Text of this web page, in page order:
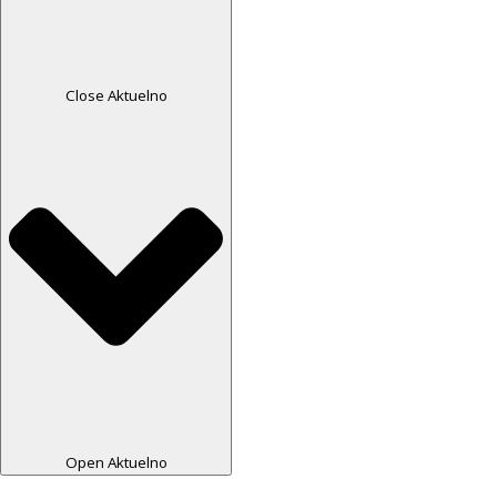
Close Aktuelno
Open Aktuelno